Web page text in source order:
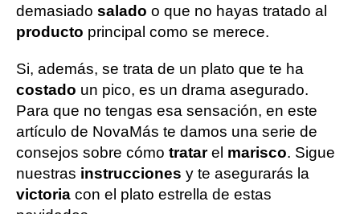
demasiado salado o que no hayas tratado al
producto principal como se merece.
Si, además, se trata de un plato que te ha
costado un pico, es un drama asegurado.
Para que no tengas esa sensación, en este
artículo de NovaMás te damos una serie de
consejos sobre cómo tratarel marisco. Sigue
nuestras instrucciones y te asegurarás la
victoria con el plato estrella de estas